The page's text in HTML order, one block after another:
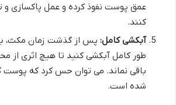
عمق پوست نفوذ کرده و عمل پاکسازی و
کنند.
آبکشی کامل: پس از گذشت زمان مکث،
طور کامل آبکشی کنید تا هیچ اثری از
باقی نماند. می توان حس کرد که پوست
شده است.